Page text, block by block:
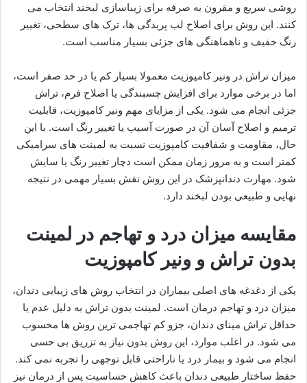
روشی سریع و مقرون به صرفه برای زیباسازی لبخند انتخاب می
کنند. این روش برای اصلاح لب پریدگی ها، ترک های سطحی، تغییر
رنگ خفیف و ناهماهنگی های جزئی بسیار مناسب است.
میزان تراش در ونیر کامپوزیت معمولا بسیار کم یا در حد صفر است،
اما در برخی موارد برای افزایش چسبندگی یا اصلاح فرم، تراش
جزئی انجام می شود. یکی از مزایای مهم ونیر کامپوزیت، قابلیت
ترمیم و اصلاح آسان آن در صورت آسیب یا تغییر رنگ است. با این
حال، مقاومت و شفافیت کامپوزیت نسبت به لمینت های سرامیکی
کمتر است و به مرور زمان ممکن است دچار تغییر رنگ یا سایش
شود. مهارت دندانپزشک در این روش نقش بسیار مهمی در نتیجه
نهایی و طبیعی بودن لبخند دارد.
مقایسه میزان درد و تهاجم در لمینت
بدون تراش و ونیر کامپوزیت
یکی از دغدغه های اصلی بیماران در انتخاب روش های زیبایی دندان،
میزان درد و تهاجم درمان است. لمینت بدون تراش به دلیل عدم یا
حداقل تراش مینای دندان، جزو کم تهاجمی ترین روش ها محسوب
می شود. در اغلب موارد، این روش بدون نیاز به تزریق بی حسی
انجام می شود و بیمار درد یا ناراحتی قابل توجهی را تجربه نمی کند.
حفظ ساختار طبیعی دندان باعث کاهش حساسیت پس از درمان نیز